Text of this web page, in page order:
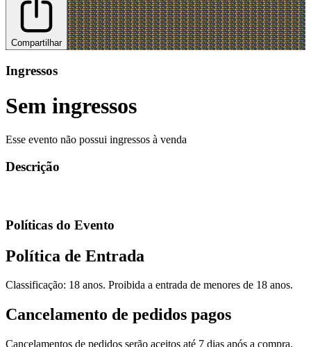
Compartilhar
Ingressos
Sem ingressos
Esse evento não possui ingressos à venda
Descrição
Políticas do Evento
Política de Entrada
Classificação: 18 anos. Proibida a entrada de menores de 18 anos.
Cancelamento de pedidos pagos
Cancelamentos de pedidos serão aceitos até 7 dias após a compra,